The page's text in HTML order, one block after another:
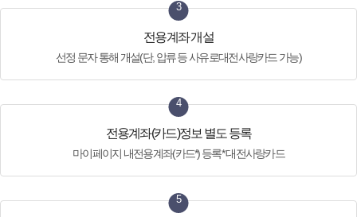
3
전용계좌 개설
선정 문자 통해 개설(단, 압류 등 사유로대전사랑카드 가능)
4
전용계좌(카드)정보 별도 등록
마이페이지 내전용계좌(카드*) 등록* 대전사랑카드
5